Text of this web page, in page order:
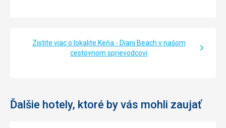
Zistite viac o lokalite Keňa - Diani Beach v našom
cestovnom sprievodcovi
Ďalšie hotely, ktoré by vás mohli zaujať